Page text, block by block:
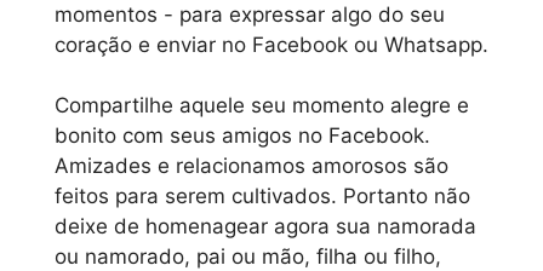
momentos - para expressar algo do seu
coração e enviar no Facebook ou Whatsapp.
Compartilhe aquele seu momento alegre e
bonito com seus amigos no Facebook.
Amizades e relacionamos amorosos são
feitos para serem cultivados. Portanto não
deixe de homenagear agora sua namorada
ou namorado, pai ou mão, filha ou filho,